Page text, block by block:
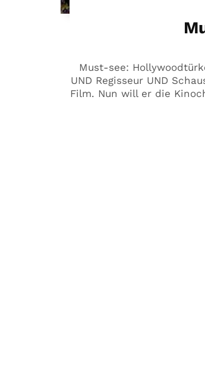
Must-see:
UND Regisseur UND
Film. Nun will er die